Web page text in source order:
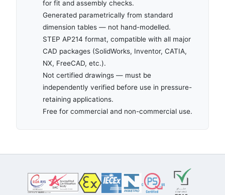
for fit and assembly checks.
Generated parametrically from standard
dimension tables — not hand-modelled.
STEP AP214 format, compatible with all major
CAD packages (SolidWorks, Inventor, CATIA,
NX, FreeCAD, etc.).
Not certified drawings — must be
independently verified before use in pressure-
retaining applications.
Free for commercial and non-commercial use.